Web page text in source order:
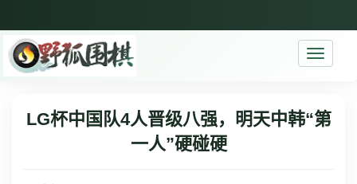
Toggle
LG杯中国队4人晋级八强，明天中韩“第
一人”硬碰硬